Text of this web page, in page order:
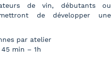
de vin, débutants ou
de développer une
par atelier
min – 1h